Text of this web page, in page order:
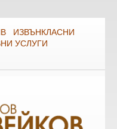
ИЗВЪНКЛАСНИ
УСЛУГИ